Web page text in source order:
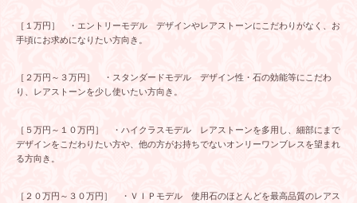
［１万円］ ・エントリーモデル デザインやレアストーンにこだわりがなく、お
手頃にお求めになりたい方向き。
［２万円～３万円］ ・スタンダードモデル デザイン性・石の効能等にこだわ
り、レアストーンを少し使いたい方向き。
［５万円～１０万円］ ・ハイクラスモデル レアストーンを多用し、細部にまで
デザインをこだわりたい方や、他の方がお持ちでないオンリーワンブレスを望まれ
る方向き。
［２０万円～３０万円］ ・ＶＩＰモデル 使用石のほとんどを最高品質のレアス